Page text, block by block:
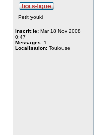
Petit youki
Inscrit le: Mar 18 Nov 2008
0:47
Messages: 1
Localisation: Toulouse